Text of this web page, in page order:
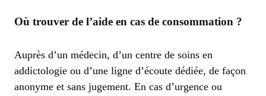
Où trouver de l’aide en cas de consommation ?
Auprès d’un médecin, d’un centre de soins en
addictologie ou d’une ligne d’écoute dédiée, de façon
anonyme et sans jugement. En cas d’urgence ou